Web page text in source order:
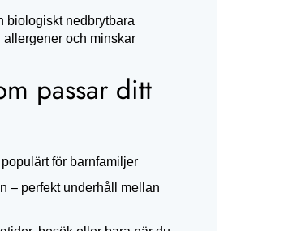
biologiskt nedbrytbara
allergener och minskar
passar ditt
för barnfamiljer
– perfekt underhåll mellan